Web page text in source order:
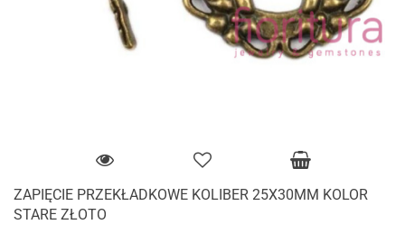
ZAPIĘCIE PRZEKŁADKOWE KOLIBER 25X30MM KOLOR
STARE ZŁOTO